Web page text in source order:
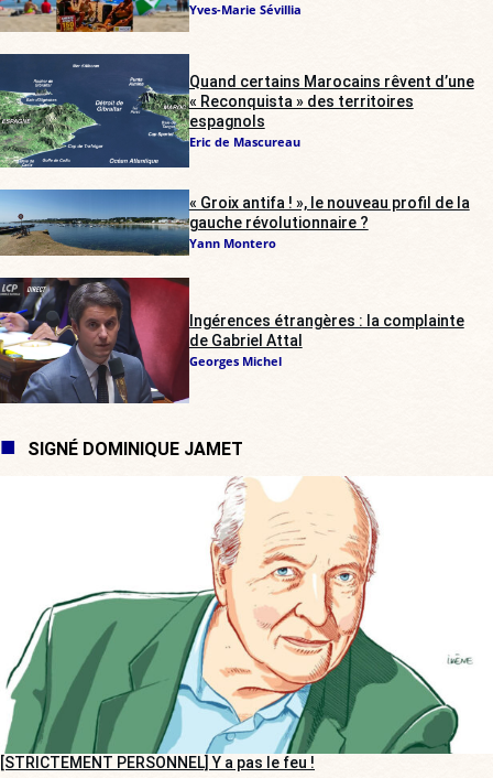
Yves-Marie Sévillia
Quand certains Marocains rêvent d’une
« Reconquista » des territoires
espagnols
Eric de Mascureau
« Groix antifa ! », le nouveau profil de la
gauche révolutionnaire ?
Yann Montero
Ingérences étrangères : la complainte
de Gabriel Attal
Georges Michel
SIGNÉ DOMINIQUE JAMET
[STRICTEMENT PERSONNEL] Y a pas le feu !